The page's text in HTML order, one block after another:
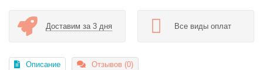
Доставим за 3 дня Все виды оплат
Описание Отзывов (0)